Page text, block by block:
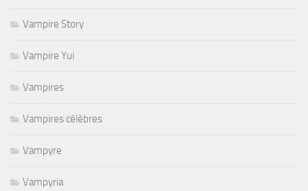
Vampire Story
Vampire Yui
Vampires
Vampires célèbres
Vampyre
Vampyria